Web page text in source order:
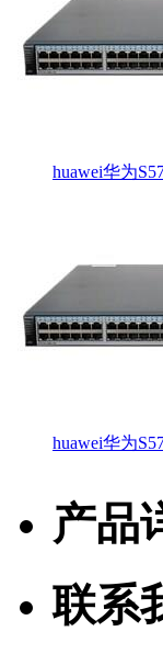
huawei华为
huawei华为
产品
联系